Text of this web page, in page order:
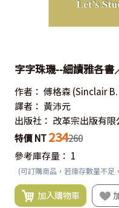
字字珠璣--細讀雅各
作者： 傅格森 (Sinclair
譯者： 黃沛元
出版社： 改革宗出版有限
特價 NT 234260
參考庫存量： 1
(可訂購商品，若庫存數量不足
加入購物車